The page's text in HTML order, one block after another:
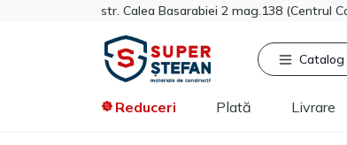
str. Calea Basarabiei 2 mag.138 (Centrul
Catalog
Reduceri Plată Livrare